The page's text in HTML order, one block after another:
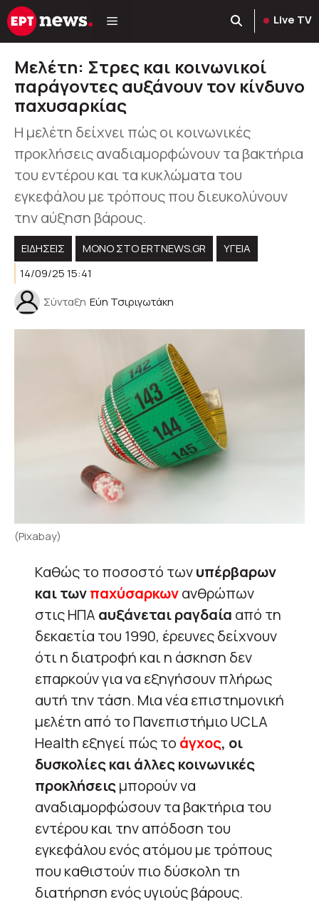
Μετάβαση
σε
Live TV
Μελέτη: Στρες και κοινωνικοί
παράγοντες αυξάνουν τον κίνδυνο
παχυσαρκίας
Η μελέτη δείχνει πώς οι κοινωνικές
προκλήσεις αναδιαμορφώνουν τα βακτήρια
του εντέρου και τα κυκλώματα του
εγκεφάλου με τρόπους που διευκολύνουν
την αύξηση βάρους.
ΕΙΔΗΣΕΙΣ ΜΟΝΟ ΣΤΟ ERTNEWS.GR
ΥΓΕΊΑ
14/09/25 15:41
Σύνταξη Εύη Τσιριγωτάκη
(Pixabay)
Καθώς το ποσοστό τωνυπέρβαρων
και τωνπαχύσαρκωνανθρώπων
στις ΗΠΑ αυξάνεται ραγδαία από τη
δεκαετία του 1990, έρευνες δείχνουν
ότι η διατροφή και η άσκηση δεν
επαρκούν για να εξηγήσουν πλήρως
αυτή την τάση. Μια νέα επιστημονική
μελέτη από το Πανεπιστήμιο UCLA
Health εξηγεί πώς το άγχος, οι
δυσκολίες και άλλες κοινωνικές
προκλήσειςμπορούν να
αναδιαμορφώσουν τα βακτήρια του
εντέρου και την απόδοση του
εγκεφάλου ενός ατόμου με τρόπους
που καθιστούν πιο δύσκολη τη
διατήρηση ενός υγιούς βάρους.